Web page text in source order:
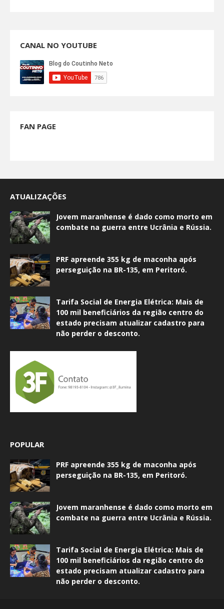
CANAL NO YOUTUBE
FAN PAGE
ATUALIZAÇÕES
Jovem maranhense é dado como morto em
combate na guerra entre Ucrânia e Rússia.
PRF apreende 355 kg de maconha após
perseguição na BR-135, em Peritoró.
Tarifa Social de Energia Elétrica: Mais de
100 mil beneficiários da região centro do
estado precisam atualizar cadastro para
não perder o desconto.
POPULAR
PRF apreende 355 kg de maconha após
perseguição na BR-135, em Peritoró.
Jovem maranhense é dado como morto em
combate na guerra entre Ucrânia e Rússia.
Tarifa Social de Energia Elétrica: Mais de
100 mil beneficiários da região centro do
estado precisam atualizar cadastro para
não perder o desconto.